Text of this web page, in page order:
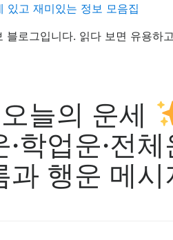
있고 재미있는 정보 모음집
로그입니다. 읽다 보면 유용하
늘의 운세
학업운·전
행운 메시